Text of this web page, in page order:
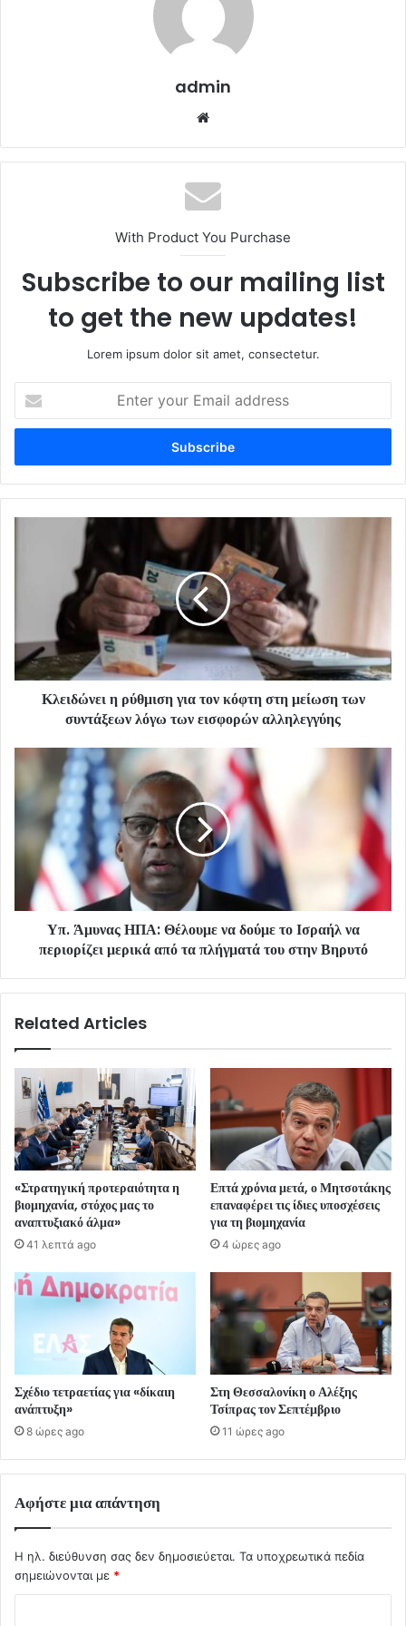
admin
With Product You Purchase
Subscribe to our mailing list
to get the new updates!
Lorem ipsum dolor sit amet, consectetur.
your
Email
Κλειδώνει η ρύθμιση για τον κόφτη στη μείωση των
συντάξεων λόγω των εισφορών αλληλεγγύης
Υπ. Άμυνας ΗΠΑ: Θέλουμε να δούμε το Ισραήλ να
περιορίζει μερικά από τα πλήγματά του στην Βηρυτό
Related Articles
«Στρατηγική προτεραιότητα η
βιομηχανία, στόχος μας το
αναπτυξιακό άλμα»
41 λεπτά ago
Επτά χρόνια μετά, ο Μητσοτάκης
επαναφέρει τις ίδιες υποσχέσεις
για τη βιομηχανία
4 ώρες ago
Σχέδιο τετραετίας για «δίκαιη
ανάπτυξη»
8 ώρες ago
Στη Θεσσαλονίκη ο Αλέξης
Τσίπρας τον Σεπτέμβριο
11 ώρες ago
Αφήστε μια απάντηση
Η ηλ. διεύθυνση σας δεν δημοσιεύεται. Τα υποχρεωτικά πεδία
σημειώνονται με *